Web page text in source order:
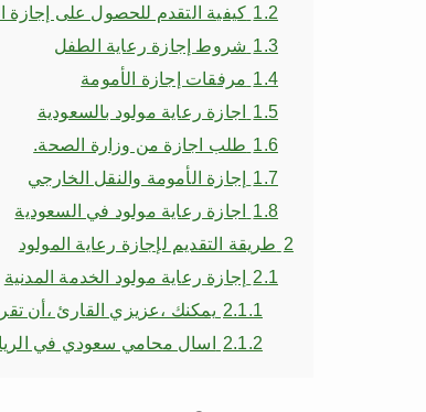
1.2 كيفية التقدم للحصول على إجازة
1.3 شروط إجازة رعاية الطفل
1.4 مرفقات إجازة الأمومة
1.5 اجازة رعاية مولود بالسعودية
1.6 طلب اجازة من وزارة الصحة.
1.7 إجازة الأمومة والنقل الخارجي
1.8 اجازة رعاية مولود في السعودية
2 طريقة التقديم لإجازة رعاية المولود
2.1 إجازة رعاية مولود الخدمة المدنية
2.1.1 يمكنك ،عزيزي القارئ ،أن
2.1.2 اسال محامي سعودي في